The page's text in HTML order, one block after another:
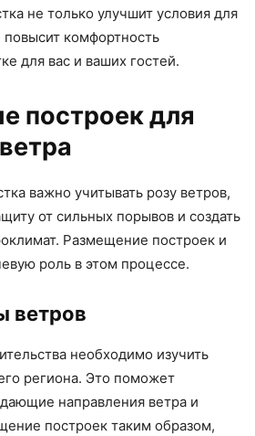
не только улучшит условия для
повысит комфортность
для вас и ваших гостей.
построек для
важно учитывать розу ветров,
от сильных порывов и создать
Размещение построек и
роль в этом процессе.
ветров
необходимо изучить
региона. Это поможет
направления ветра и
построек таким образом,